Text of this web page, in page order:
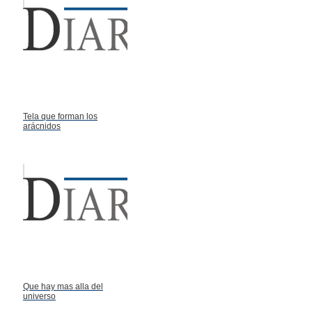
Tela que forman los
arácnidos
Que hay mas alla del
universo